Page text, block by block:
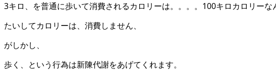
3キロ、を普通に歩いて消費されるカロリーは。。。。100キロカロリーな
たいしてカロリーは、消費しません、
がしかし、
歩く、という行為は新陳代謝をあげてくれます。